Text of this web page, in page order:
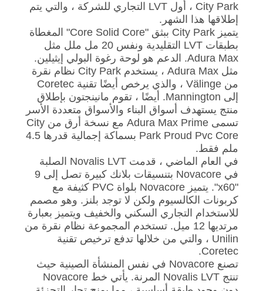
City Park ، أول LVT التجاري للشركة ، والتي يتم
إطلاقها هذا الشهر.
يتميز City Park ببثق "Core Solid Core" المغطاة
بطبقات LVT التقليدية ونفس 20 مل ملل مثل
Adura Max. الدعم هو لوحة رغوة البولي إيثيلين.
مثل Adura Max ، يستخدم City Park نظام نقرة
من Välinge ، والذي يرخص أيضًا تقنية Coretec
إلى Mannington. أيضًا ، تقوم مانينجتون بإطلاق
منتج يستهدف أسواق البناء والأسواق متعددة الأسر
تسمى Adura Max Prime مع نسخة أرق من City
Park Proud Pvc Core بسماكة إجمالية قدرها 4.5
ملم فقط.
في العام الماضي ، قدمت Novalis LVT الصلبة
في Novacore بتنسيقات بلانك كبيرة تصل إلى 9
"x60". يتميز Novacore بلواة PVC كثيفة مع
كربونات الكالسيوم ولكن لا توجد بلنز. وهو مصمم
للاستخدام التجاري السكني والخفيف ويتميز بعبارة
مرتديها 12 ميل. تستخدم المجموعة نظام نقرة من
Unilin ، والتي من خلالها تدفع ترخيص تقنية
Coretec.
تصنع Novacore في نفس المنشأة الصينية حيث
تنتج Novalis LVT المرنة. يأتي خط Novacore